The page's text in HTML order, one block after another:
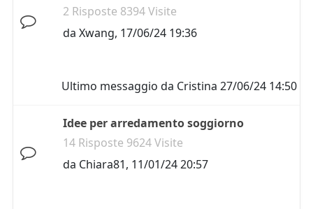
2 Risposte 8394 Visite
da Xwang, 17/06/24 19:36
Ultimo messaggio da Cristina 27/06/24 14:50
Idee per arredamento soggiorno
14 Risposte 9624 Visite
da Chiara81, 11/01/24 20:57